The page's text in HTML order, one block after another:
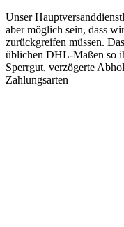
Unser
aber möglich sein, dass
zurückgreifen müssen.
üblichen DHL-Maßen so
Sperrgut, verzögerte
Zahlungsarten